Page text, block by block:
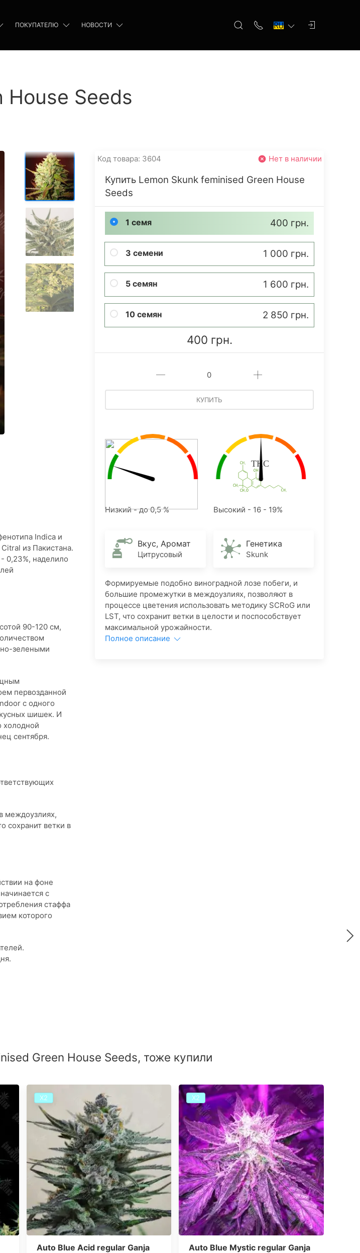
ПОКУПАТЕЛЮ НОВОСТИ
House Seeds
Indica и
из Пакистана.
0,23%, наделило
90-120 см,
зелеными
первозданной
с одного
шишек. И
холодной
сентября.
междоузлиях,
сохранит ветки в
на фоне
с
стаффа
которого
Код товара: 3604 Нет в наличии
Купить Lemon Skunk feminised Green House
Seeds
1 семя 400 грн.
3 семени 1 000 грн.
5 семян 1 600 грн.
10 семян 2 850 грн.
400 грн.
КУПИТЬ
Низкий - до 0,5 % Высокий - 16 - 19%
Вкус, Аромат
Цитрусовый
Генетика
Skunk
Формируемые подобно виноградной лозе побеги, и
большие промежутки в междоузлиях, позволяют в
процессе цветения использовать методику SCRoG или
LST, что сохранит ветки в целости и поспособствует
максимальной урожайности.
Полное описание
Green House Seeds, тоже купили
Х2
Auto Blue Acid regular Ganja
Х2
Auto Blue Mystic regular Ganja